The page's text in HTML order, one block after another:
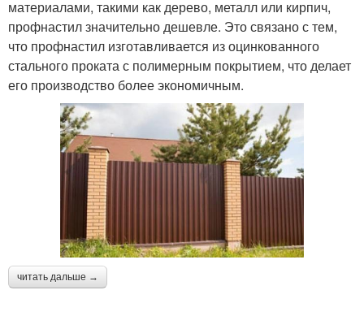
материалами, такими как дерево, металл или кирпич,
профнастил значительно дешевле. Это связано с тем,
что профнастил изготавливается из оцинкованного
стального проката с полимерным покрытием, что делает
его производство более экономичным.
читать дальше →